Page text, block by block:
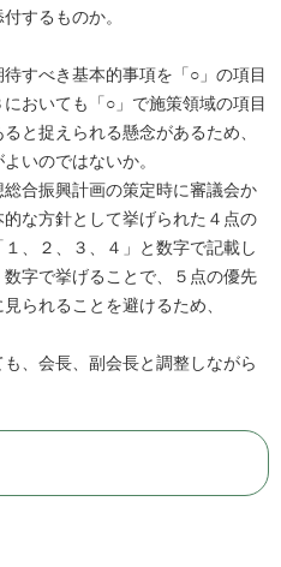
するものか。
すべき基本的事項を「○」の項目
おいても「○」で施策領域の項目
と捉えられる懸念があるため、
いのではないか。
合振興計画の策定時に審議会か
な方針として挙げられた４点の
、２、３、４」と数字で記載し
字で挙げることで、５点の優先
られることを避けるため、
会長、副会長と調整しながら